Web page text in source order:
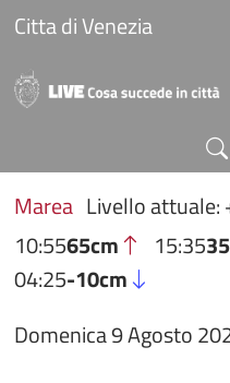
Salta al contenuto
Citta di Venezia
Marea Livello attuale:
10:5565cm 15:35
04:25-10cm
Domenica 9 Agosto